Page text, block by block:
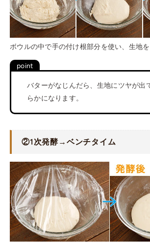
ボウルの中で手の付け根部分を使い、生地を
バターがなじんだら、生地にツヤが出
らかになります。
②1次発酵→ベンチタイム